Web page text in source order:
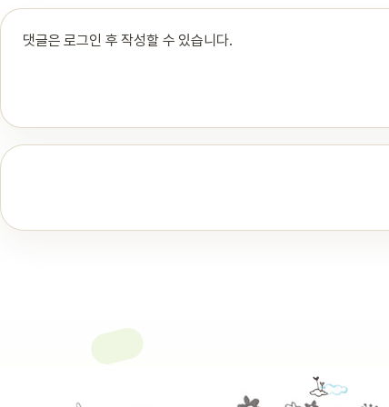
댓글은 로그인 후 작성할 수 있습니다.